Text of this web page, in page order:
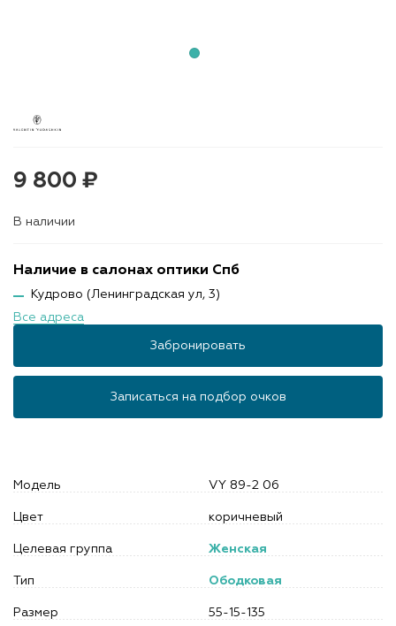
9 800 ₽
В наличии
Наличие в салонах оптики Спб
Кудрово (Ленинградская ул, 3)
Все адреса
Забронировать
Записаться на подбор очков
Модель VY 89-2 06
Цвет коричневый
Целевая группа Женская
Тип Ободковая
Размер 55-15-135